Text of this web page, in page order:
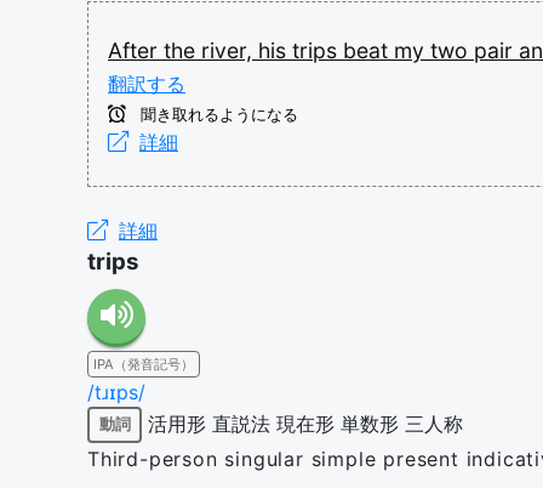
After the river, his trips beat my two pair
翻訳する
聞き取れるようになる
詳細
詳細
trips
IPA（発音記号）
/tɹɪps/
動詞 活用形 直説法 現在形 単数形 三人称
Third-person singular simple present